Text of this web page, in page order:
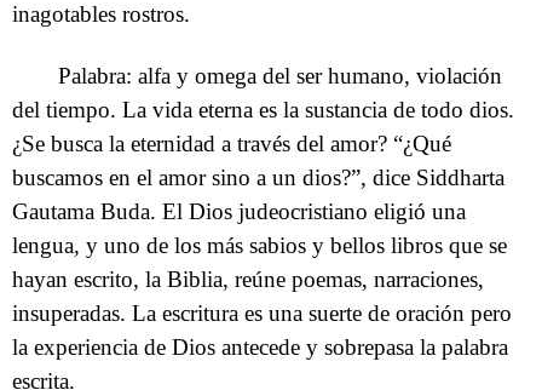
inagotables rostros.
Palabra: alfa y omega del ser humano, violación
del tiempo. La vida eterna es la sustancia de todo dios.
¿Se busca la eternidad a través del amor? “¿Qué
buscamos en el amor sino a un dios?”, dice Siddharta
Gautama Buda. El Dios judeocristiano eligió una
lengua, y uno de los más sabios y bellos libros que se
hayan escrito, la Biblia, reúne poemas, narraciones,
insuperadas. La escritura es una suerte de oración pero
la experiencia de Dios antecede y sobrepasa la palabra
escrita.